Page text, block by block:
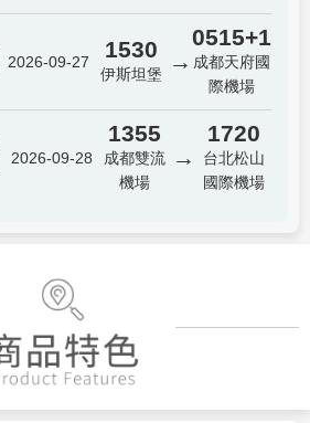
2026-09-27 1530
伊斯坦堡 →
0515+1
成都天府國
際機場
2026-09-28
1355
成都雙流
機場
→
1720
台北松山
國際機場